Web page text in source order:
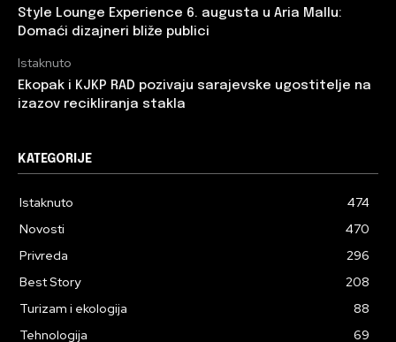
Style Lounge Experience 6. augusta u Aria Mallu:
Domaći dizajneri bliže publici
Istaknuto
Ekopak i KJKP RAD pozivaju sarajevske ugostitelje na
izazov recikliranja stakla
KATEGORIJE
Istaknuto
474
Novosti
470
Privreda
296
Best Story
208
Turizam i ekologija
88
Tehnologija
69